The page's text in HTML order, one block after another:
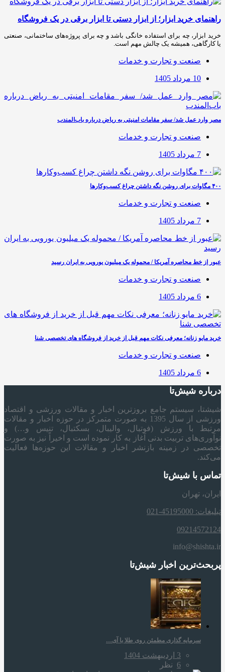
راهنمای خرید ابزار؛ از ابزار دستی تا ابزار برقی در یک فروشگاه
خرید ابزار، چه برای استفاده خانگی باشد و چه برای پروژه‌های ساختمانی، صنعتی
یا کارگاهی، همیشه یک چالش مهم است.
صنعت و تجارت و خدمات
10 مرداد 1405
مصر وارد عمل شد/ سفر مقامات امنیتی به ریاض درباره باب‌المندب
صنعت و تجارت و خدمات
7 مرداد 1405
۴۰۰ مگاوات برای روشن نگه داشتن چراغ کسب‌وکار‌ها
صنعت و تجارت و خدمات
7 مرداد 1405
عبور از خط محاصره آمریکا / محموله یک میلیون یورویی به ایران رسید
صنعت و تجارت و خدمات
6 مرداد 1405
خرید مایو زنانه؛ معرفی نکات مهم قبل از خرید از فروشگاه های تخصصی شنا
صنعت و تجارت و خدمات
6 مرداد 1405
درباره شیش‌تا
شیشتا، سیستم جامع بروزترین اخبار و مقالات ورزشی و اقتصاد
ورزشی از سال 1395 به صورت متمرکز در حوزه اخبار و مقالات
مرتبط با ورزش (فوتبال، والیبال، بسکتبال، تنیس و…) و
نوآوری‌های تربیت بدنی آغاز به کار نموده است و اخیراً نیز به صورت
تخصصی در زمینه بازنشر اخبار و مقالات این حوزه‌ها فعالیت
می‌کند.
تماس با شیش‌تا
ایران، تهران
تبلیغات: 45195000-021
09214572124
info@shishta.ir
پربحث‌ترین اخبار شیش‌تا
سرمایه‌ گذاری مطمئن روی طلا با آی…
3 اردیبهشت 1404
6 نظر